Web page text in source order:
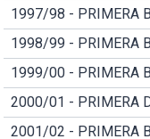
1997/98 - PRIMERA
1998/99 - PRIMERA
1999/00 - PRIMERA
2000/01 - PRIMERA
2001/02 - PRIMERA